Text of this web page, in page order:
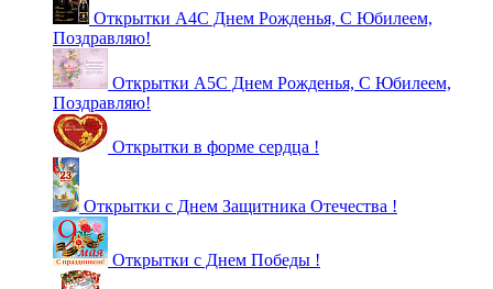
Открытки А4С Днем Рожденья, С Юбилеем,
Поздравляю!
Открытки А5С Днем Рожденья, С Юбилеем,
Поздравляю!
Открытки в форме сердца !
Открытки с Днем Защитника Отечества !
Открытки с Днем Победы !